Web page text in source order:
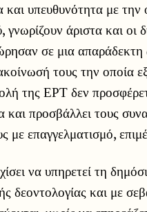
και υπευθυνότητα με
γνωρίζουν άριστα και
σε μια απαράδεκτη
τους την οποία
της ΕΡΤ δεν
και προσβάλλει τους
με επαγγελματισμό,
να υπηρετεί τη
δεοντολογίας και με